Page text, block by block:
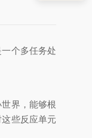
个多任务处
界，能够根
些反应单元